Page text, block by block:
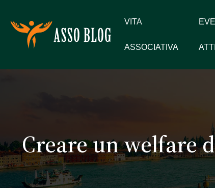
VITA
ASSOCIATIVA
Creare un welfare